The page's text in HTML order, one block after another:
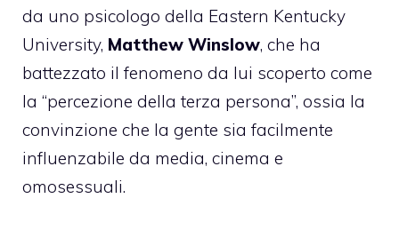
da uno psicologo della Eastern Kentucky
University, Matthew Winslow, che ha
battezzato il fenomeno da lui scoperto come
la “percezione della terza persona”, ossia la
convinzione che la gente sia facilmente
influenzabile da media, cinema e
omosessuali.